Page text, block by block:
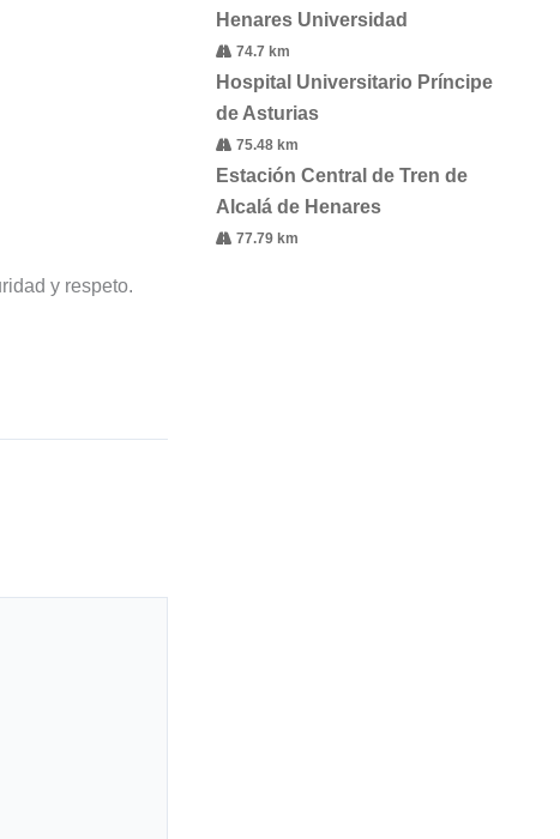
y respeto.
Henares Universidad
74.7 km
Hospital Universitario Príncipe
de Asturias
75.48 km
Estación Central de Tren de
Alcalá de Henares
77.79 km